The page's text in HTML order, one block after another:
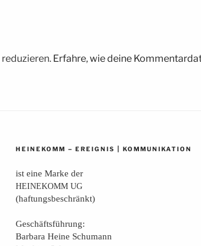
Erfahre, wie deine
HEINEKOMM – EREIGNIS KOMMUNIKATION
ist eine Mar­ke der
HEINEKOMM UG
(haf­tungs­be­schränkt)
Geschäfts­füh­rung:
Bar­ba­ra Hei­ne Schumann